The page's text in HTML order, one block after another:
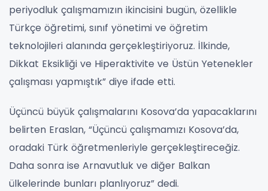
periyodluk çalışmamızın ikincisini bugün, özellikle
Türkçe öğretimi, sınıf yönetimi ve öğretim
teknolojileri alanında gerçekleştiriyoruz. İlkinde,
Dikkat Eksikliği ve Hiperaktivite ve Üstün Yetenekler
çalışması yapmıştık” diye ifade etti.
Üçüncü büyük çalışmalarını Kosova’da yapacaklarını
belirten Eraslan, “Üçüncü çalışmamızı Kosova’da,
oradaki Türk öğretmenleriyle gerçekleştireceğiz.
Daha sonra ise Arnavutluk ve diğer Balkan
ülkelerinde bunları planlıyoruz” dedi.